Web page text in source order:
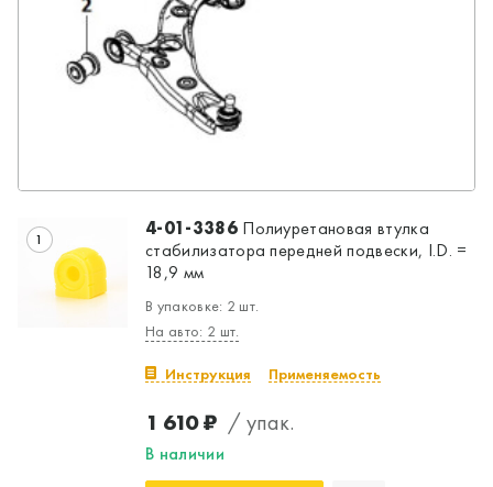
1 4-01-3386Полиуретановая втулка
стабилизатора передней подвески, I.D. =
18,9 мм
В упаковке: 2 шт.
На авто: 2 шт.
Инструкция Применяемость
1 610 ₽ / упак.
В наличии